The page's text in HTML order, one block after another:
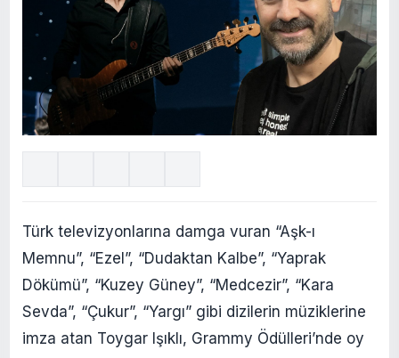
Türk televizyonlarına damga vuran “Aşk-ı
Memnu”, “Ezel”, “Dudaktan Kalbe”, “Yaprak
Dökümü”, “Kuzey Güney”, “Medcezir”, “Kara
Sevda”, “Çukur”, “Yargı” gibi dizilerin müziklerine
imza atan Toygar Işıklı, Grammy Ödülleri’nde oy